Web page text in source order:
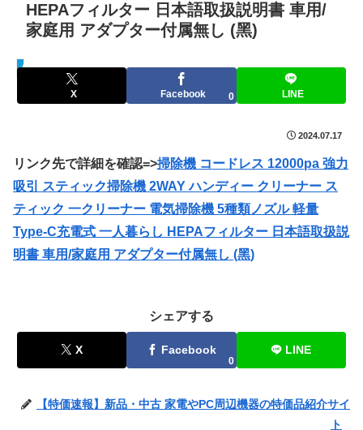
HEPAフィルター 日本語取扱説明書 車用/
家庭用 アダプター付属無し (黑)
セールハンター 激安情報まとめサイト
X Facebook 0 LINE
2024.07.17
リンク先で詳細を確認=>掃除機 コードレス 12000pa 強力
吸引 スティック掃除機 2WAY ハンディー クリーナー ス
ティック 一クリーナー 電気掃除機 5種類ノズル 軽量
Type-C充電式 一人暮らし HEPAフィルター 日本語取扱説
明書 車用/家庭用 アダプター付属無し (黑)
シェアする
X Facebook
0
LINE
【特価速報】新品・中古 家電やPC周辺機器の特価品紹介サイ
ト